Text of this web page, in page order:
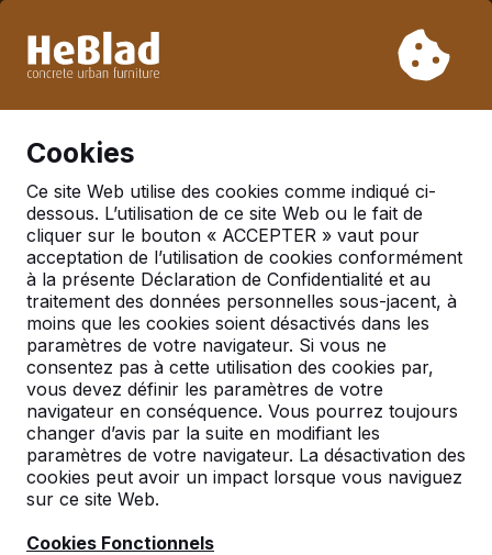
semaine 31 à la semaine 33. Veuillez donc tenir compte des
délais de livraison plus longs.
Cookies
Ce site Web utilise des cookies comme indiqué ci-
dessous. L’utilisation de ce site Web ou le fait de
cliquer sur le bouton « ACCEPTER » vaut pour
acceptation de l’utilisation de cookies conformément
à la présente Déclaration de Confidentialité et au
traitement des données personnelles sous-jacent, à
moins que les cookies soient désactivés dans les
paramètres de votre navigateur. Si vous ne
consentez pas à cette utilisation des cookies par,
vous devez définir les paramètres de votre
navigateur en conséquence. Vous pourrez toujours
changer d’avis par la suite en modifiant les
paramètres de votre navigateur. La désactivation des
cookies peut avoir un impact lorsque vous naviguez
sur ce site Web.
Cookies Fonctionnels
Se connecter
Adresse e-mail
Mot de passe